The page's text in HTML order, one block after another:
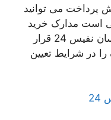
پرداخت می توانید
است مدارک خرید
پرداختی لازم را در اختیار کارشناسان نفیس 24 قرار
در شرایط تعیین